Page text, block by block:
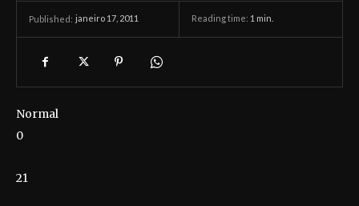
Published: janeiro 17, 2011 Reading time: 1 min.
Normal
0
21